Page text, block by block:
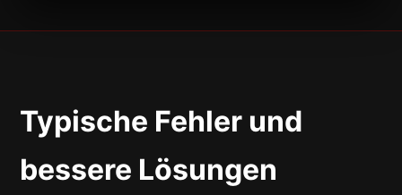
Typische Fehler und
bessere Lösungen